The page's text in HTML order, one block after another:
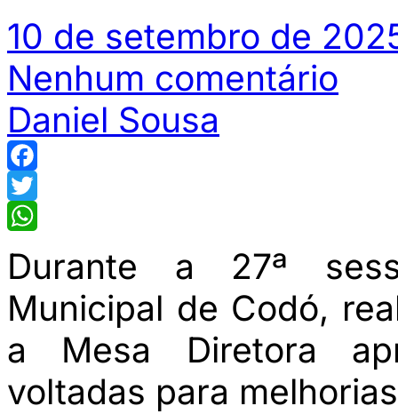
10 de setembro de
Nenhum comentário
Daniel Sousa
Facebook
Twitter
Durante a 27ª
Municipal de Codó,
a Mesa Diretora
voltadas para